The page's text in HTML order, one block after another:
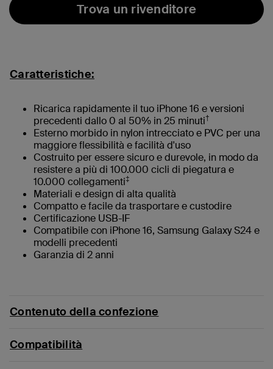
Trova un rivenditore
Caratteristiche:
Ricarica rapidamente il tuo iPhone 16 e versioni
precedenti dallo 0 al 50% in 25 minuti†
Esterno morbido in nylon intrecciato e PVC per una
maggiore flessibilità e facilità d'uso
Costruito per essere sicuro e durevole, in modo da
resistere a più di 100.000 cicli di piegatura e
10.000 collegamenti‡
Materiali e design di alta qualità
Compatto e facile da trasportare e custodire
Certificazione USB-IF
Compatibile con iPhone 16, Samsung Galaxy S24 e
modelli precedenti
Garanzia di 2 anni
Contenuto della confezione
Compatibilità